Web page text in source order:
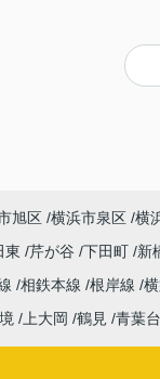
旭区 横浜市泉区 横
東 芹が谷 下田町 新
相鉄本線 根岸線
上大岡 鶴見 青葉台